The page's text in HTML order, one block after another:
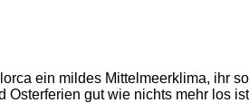
ein mildes Mittelmeerklima, ihr
gut wie nichts mehr los